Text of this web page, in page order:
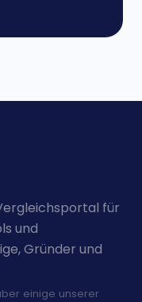
für
und
Gründer und
einige unserer